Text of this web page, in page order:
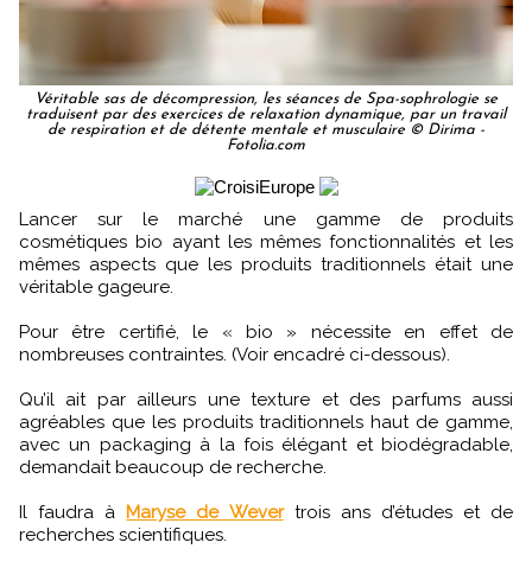
Véritable sas de décompression, les séances de Spa-sophrologie se
traduisent par des exercices de relaxation dynamique, par un travail
de respiration et de détente mentale et musculaire © Dirima -
Fotolia.com
Lancer sur le marché une gamme de produits
cosmétiques bio ayant les mêmes fonctionnalités et les
mêmes aspects que les produits traditionnels était une
véritable gageure.
Pour être certifié, le « bio » nécessite en effet de
nombreuses contraintes. (Voir encadré ci-dessous).
Qu’il ait par ailleurs une texture et des parfums aussi
agréables que les produits traditionnels haut de gamme,
avec un packaging à la fois élégant et biodégradable,
demandait beaucoup de recherche.
Il faudra à Maryse de Wevertrois ans d’études et de
recherches scientifiques.